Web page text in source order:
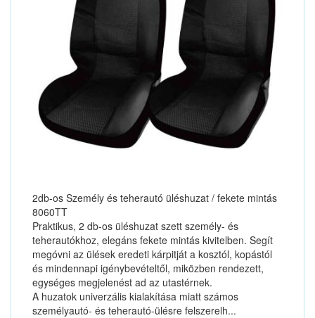
2db-os Személy és teherautó üléshuzat / fekete mintás
8060TT
Praktikus, 2 db-os üléshuzat szett személy- és
teherautókhoz, elegáns fekete mintás kivitelben. Segít
megóvni az ülések eredeti kárpitját a kosztól, kopástól
és mindennapi igénybevételtől, miközben rendezett,
egységes megjelenést ad az utastérnek.
A huzatok univerzális kialakítása miatt számos
személyautó- és teherautó-ülésre felszerelh...